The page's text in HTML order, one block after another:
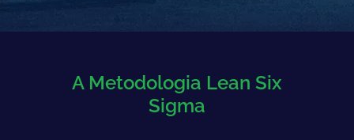
A Metodologia Lean Six
Sigma